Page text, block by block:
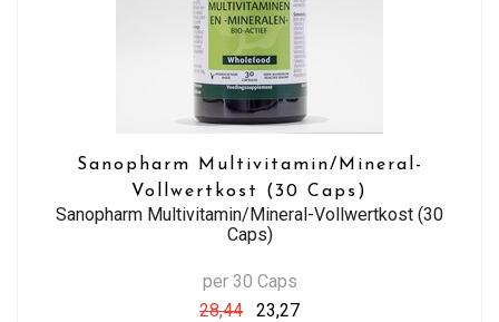
Sanopharm Multivitamin/Mineral-
Vollwertkost (30 Caps)
Sanopharm Multivitamin/Mineral-Vollwertkost (30
Caps)
per 30 Caps
28,44
23,27